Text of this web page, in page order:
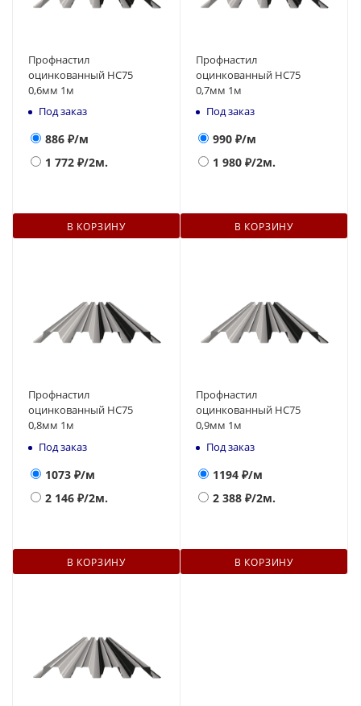
Профнастил
оцинкованный НС75
0,6мм 1м
Под заказ
886 ₽/м
1 772 ₽/2м.
В КОРЗИНУ
Профнастил
оцинкованный НС75
0,7мм 1м
Под заказ
990 ₽/м
1 980 ₽/2м.
В КОРЗИНУ
Профнастил
оцинкованный НС75
0,8мм 1м
Под заказ
1073 ₽/м
2 146 ₽/2м.
В КОРЗИНУ
Профнастил
оцинкованный НС75
0,9мм 1м
Под заказ
1194 ₽/м
2 388 ₽/2м.
В КОРЗИНУ